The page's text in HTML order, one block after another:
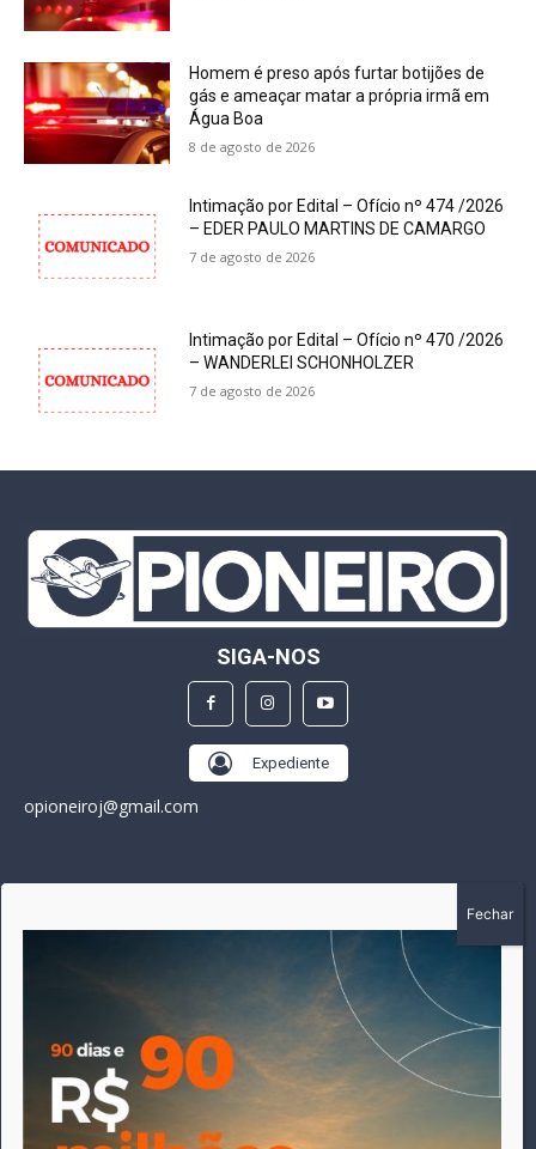
Homem é preso após furtar botijões de
gás e ameaçar matar a própria irmã em
Água Boa
8 de agosto de 2026
Intimação por Edital – Ofício nº 474 /2026
– EDER PAULO MARTINS DE CAMARGO
7 de agosto de 2026
Intimação por Edital – Ofício nº 470 /2026
– WANDERLEI SCHONHOLZER
7 de agosto de 2026
SIGA-NOS
Expediente
opioneiroj@gmail.com
A história do Pioneiro inicia em fevereiro de 2005 em
Canarana - MT, na época, como um jornal impresso semanal,
que chegou a possuir mil assinantes. Durante 15 anos, foram
publicadas 691 edições que narraram os acontecimentos
políticos, policiais e cotidianos de Canarana e região. Fiel a sua
origem, pautado sempre pela busca incessante da
imparcialidade, faz jus a sua logo, com o característico "avião
da praça" de Canarana, sendo o símbolo do